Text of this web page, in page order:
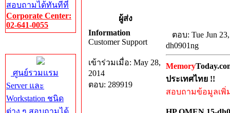
สอบถามได้ทันทีที่
Corporate Center:
02-641-0055
ศูนย์รวมแรม
Server และ
Workstation ชนิด
ต่าง ๆ สอบถามได้
ผู้ส่ง
Information
Customer Support
เข้าร่วมเมื่อ: May 28,
2014
ตอบ: 289919
ตอบ: Tue Jun
dh0901ng
Memory
ประเทศไทย !!
สอบถามข้อมูลเพิ่